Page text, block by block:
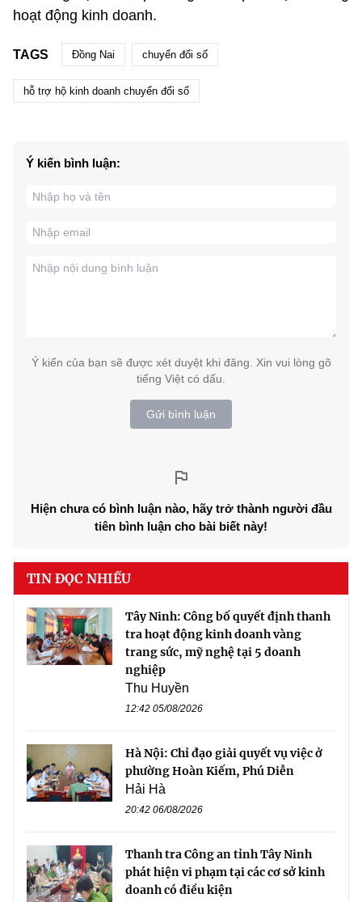
hoạt động kinh doanh.
TAGS Đồng Nai chuyển đổi số
hỗ trợ hộ kinh doanh chuyển đổi số
Ý kiến bình luận:
Ý kiến của bạn sẽ được xét duyệt khi đăng. Xin vui lòng gõ
tiếng Việt có dấu.
Gửi bình luận
Hiện chưa có bình luận nào, hãy trở thành người đầu
tiên bình luận cho bài biết này!
TIN ĐỌC NHIỀU
Tây Ninh: Công bố quyết định thanh
tra hoạt động kinh doanh vàng
trang sức, mỹ nghệ tại 5 doanh
nghiệp
Thu Huyền
12:42 05/08/2026
Hà Nội: Chỉ đạo giải quyết vụ việc ở
phường Hoàn Kiếm, Phú Diễn
Hải Hà
20:42 06/08/2026
Thanh tra Công an tỉnh Tây Ninh
phát hiện vi phạm tại các cơ sở kinh
doanh có điều kiện